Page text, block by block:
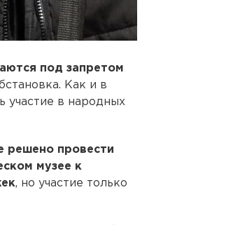
под запретом
Как и в
участие в народных
решено провести
музее к
, но участие только